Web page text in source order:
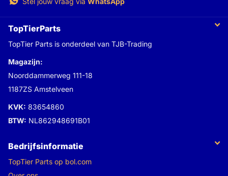
TopTierParts
TopTier Parts is onderdeel van TJB-Trading
Magazijn:
Noorddammerweg 111-18
1187ZS Amstelveen
KVK: 83654860
BTW: NL862948691B01
Bedrijfsinformatie
TopTier Parts op bol.com